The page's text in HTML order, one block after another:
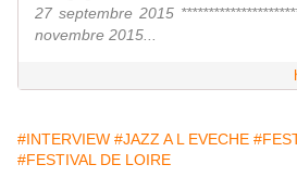
27 septembre 2015
novembre 2015...
#INTERVIEW #JAZZ A L EVECHE
#FESTIVAL DE LOIRE